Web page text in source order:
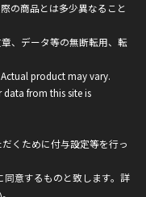
の商品とは多少異なること
、データ等の無断転用、転
product may vary.
from this site is
くために付与設定等を行っ
意するものと致します。詳